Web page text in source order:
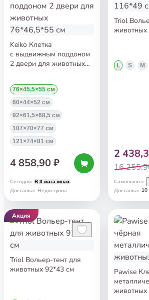
Keiko Клетка
с выдвижным поддоном
2 двери для животных
76×45,5×55 см
60×44×52 см
92×61,5×68,5 см
107×70×77 см
121×74×81 см
4 858,90 ₽
Сегодня: В 3 магазинах
Доставка: Недоступна
Triol
животных
L S M
2
16
Самовывоз:
Доставка: 10
Акция
Triol Вольер-тент для
животных 92*43 см
Pawise
животных